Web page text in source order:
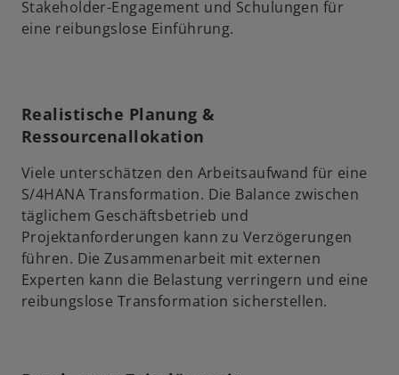
Stakeholder-Engagement und Schulungen für
eine reibungslose Einführung.
Realistische Planung &
Ressourcenallokation
Viele unterschätzen den Arbeitsaufwand für eine
S/4HANA Transformation. Die Balance zwischen
täglichem Geschäftsbetrieb und
Projektanforderungen kann zu Verzögerungen
führen. Die Zusammenarbeit mit externen
Experten kann die Belastung verringern und eine
reibungslose Transformation sicherstellen.